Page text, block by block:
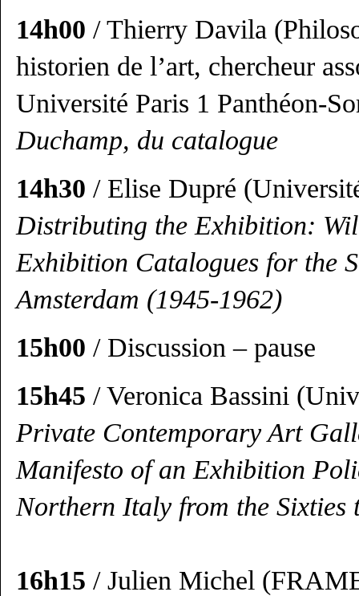
14h00 / Thierry Davila
historien de l’art, chercheur
Université Paris 1 Panthéon-
Duchamp, du catalogue
14h30 / Elise Dupré
Distributing the Exhibition:
Exhibition Catalogues for the
Amsterdam (1945-1962)
15h00 / Discussion – pause
15h45 / Veronica Bassini
Private Contemporary Art
Manifesto of an Exhibition
Northern Italy from the Sixties
16h15 / Julien Michel